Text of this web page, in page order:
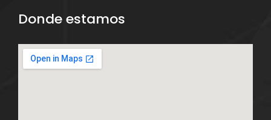
Donde estamos